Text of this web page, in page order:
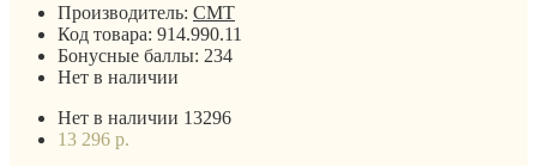
Производитель: CMT
Код товара: 914.990.11
Бонусные баллы: 234
Нет в наличии
Нет в наличии 13296
13 296 р.